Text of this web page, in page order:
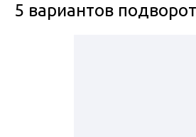
5 вариантов